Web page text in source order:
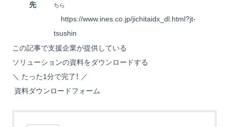
先
ちら
https://www.ines.co.jp/jichitaidx_dl.html?jt-
tsushin
この記事で支援企業が提供している
ソリューションの資料をダウンロードする
＼ たった1分で完了！ ／
資料ダウンロードフォーム